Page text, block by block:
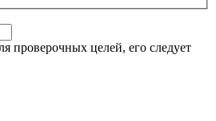
проверочных целей, его следует